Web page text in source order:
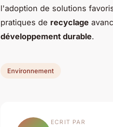
l'adoption de solutions
pratiques de recyclage
développement durable.
Environnement
ECRIT PAR